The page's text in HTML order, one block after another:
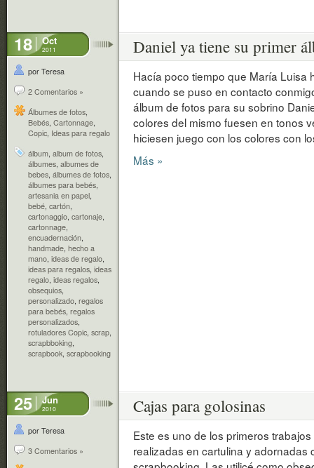
18 Oct
2011
por Teresa
2 Comentarios »
Álbumes de fotos,
Bebés, Cartonnage,
Copic, Ideas para regalo
álbum, album de fotos,
álbumes, albumes de
bebes, álbumes de fotos,
álbumes para bebés,
artesania en papel,
bebé, cartón,
cartonaggio, cartonaje,
cartonnage,
encuadernación,
handmade, hecho a
mano, ideas de regalo,
ideas para regalos, ideas
regalo, ideas regalos,
obsequios,
personalizado, regalos
para bebés, regalos
personalizados,
rotuladores Copic, scrap,
scrapbboking,
scrapbook, scrapbooking
Daniel ya tiene su primer
Hacía poco tiempo que María Luisa
cuando se puso en contacto
álbum de fotos para su sobrino
colores del mismo fuesen en tonos
hiciesen juego con los colores con
Más »
25 Jun
2010
por Teresa
3 Comentarios »
Cajas para golosinas
Este es uno de los primeros
realizadas en cartulina y adornadas